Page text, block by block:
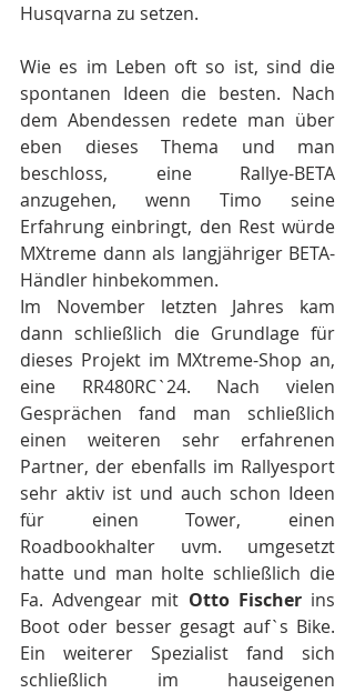
Husqvarna zu setzen.
Wie es im Leben oft so ist, sind die
spontanen Ideen die besten. Nach
dem Abendessen redete man über
eben dieses Thema und man
beschloss, eine Rallye-BETA
anzugehen, wenn Timo seine
Erfahrung einbringt, den Rest würde
MXtreme dann als langjähriger BETA-
Händler hinbekommen.
Im November letzten Jahres kam
dann schließlich die Grundlage für
dieses Projekt im MXtreme-Shop an,
eine RR480RC`24. Nach vielen
Gesprächen fand man schließlich
einen weiteren sehr erfahrenen
Partner, der ebenfalls im Rallyesport
sehr aktiv ist und auch schon Ideen
für einen Tower, einen
Roadbookhalter uvm. umgesetzt
hatte und man holte schließlich die
Fa. Advengear mit Otto Fischer ins
Boot oder besser gesagt auf`s Bike.
Ein weiterer Spezialist fand sich
schließlich im hauseigenen